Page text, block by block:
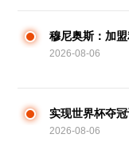
穆尼奥斯：加
拼尽全力
2026-08-06
实现世界杯夺
2026-08-06